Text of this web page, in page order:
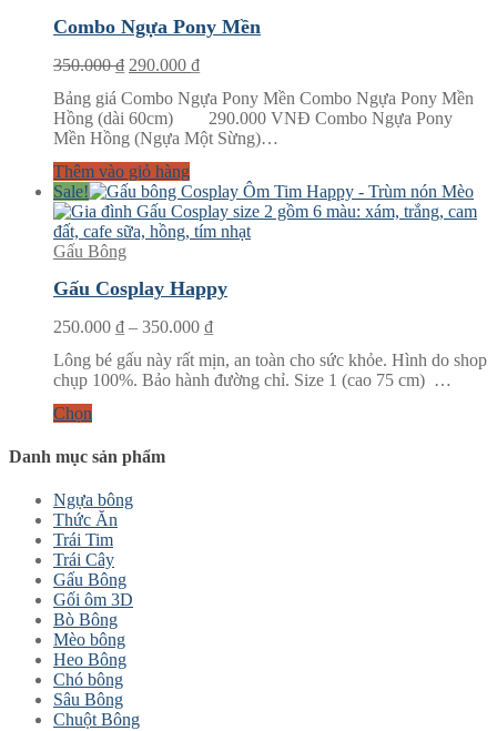
Combo Ngựa Pony Mền
350.000₫ Giá
là:
350.000 ₫.
290.000 ₫Giá
tại
là:
290.000 ₫.
Bảng giá Combo Ngựa Pony Mền Combo Ngựa Pony Mền
Hồng (dài 60cm) 290.000 VNĐ Combo Ngựa Pony
Mền Hồng (Ngựa Một Sừng)…
Thêm vào giỏ hàng
Sale!
Gấu Bông
Gấu Cosplay Happy
250.000 ₫ – 350.000 ₫Khoảng
từ
250.000 ₫
Lông bé gấu này rất mịn, an toàn cho sức khỏe. Hình do shop
chụp 100%. Bảo hành đường chỉ. Size 1 (cao 75 cm) …
Chọn
Danh mục sản phẩm
Ngựa bông
Thức Ăn
Trái Tim
Trái Cây
Gấu Bông
Gối ôm 3D
Bò Bông
Mèo bông
Heo Bông
Chó bông
Sâu Bông
Chuột Bông